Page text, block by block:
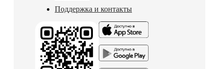
Поддержка и контакты